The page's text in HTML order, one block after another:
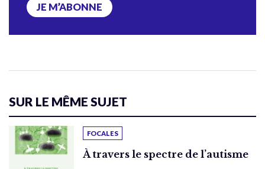
JE M’ABONNE
SUR LE MÊME SUJET
FOCALES
À travers le spectre de l’autisme